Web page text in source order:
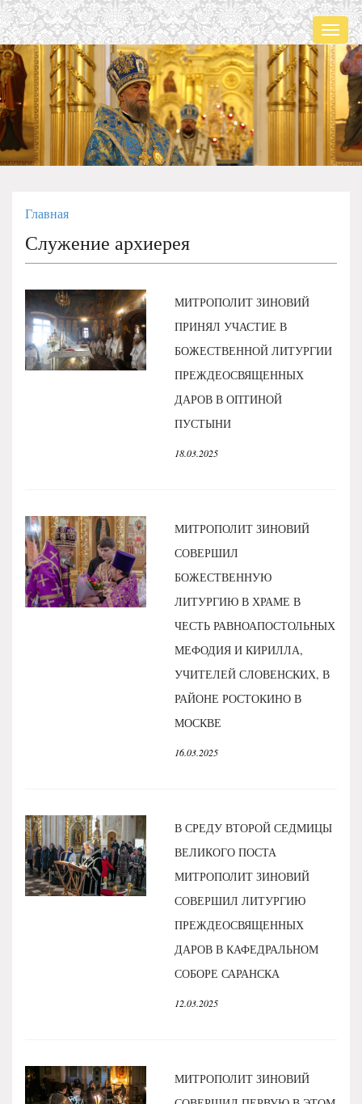
Главная
Служение архиерея
МИТРОПОЛИТ ЗИНОВИЙ
ПРИНЯЛ УЧАСТИЕ В
БОЖЕСТВЕННОЙ ЛИТУРГИИ
ПРЕЖДЕОСВЯЩЕННЫХ
ДАРОВ В ОПТИНОЙ
ПУСТЫНИ
18.03.2025
МИТРОПОЛИТ ЗИНОВИЙ
СОВЕРШИЛ
БОЖЕСТВЕННУЮ
ЛИТУРГИЮ В ХРАМЕ В
ЧЕСТЬ РАВНОАПОСТОЛЬНЫХ
МЕФОДИЯ И КИРИЛЛА,
УЧИТЕЛЕЙ СЛОВЕНСКИХ, В
РАЙОНЕ РОСТОКИНО В
МОСКВЕ
16.03.2025
В СРЕДУ ВТОРОЙ СЕДМИЦЫ
ВЕЛИКОГО ПОСТА
МИТРОПОЛИТ ЗИНОВИЙ
СОВЕРШИЛ ЛИТУРГИЮ
ПРЕЖДЕОСВЯЩЕННЫХ
ДАРОВ В КАФЕДРАЛЬНОМ
СОБОРЕ САРАНСКА
12.03.2025
МИТРОПОЛИТ ЗИНОВИЙ